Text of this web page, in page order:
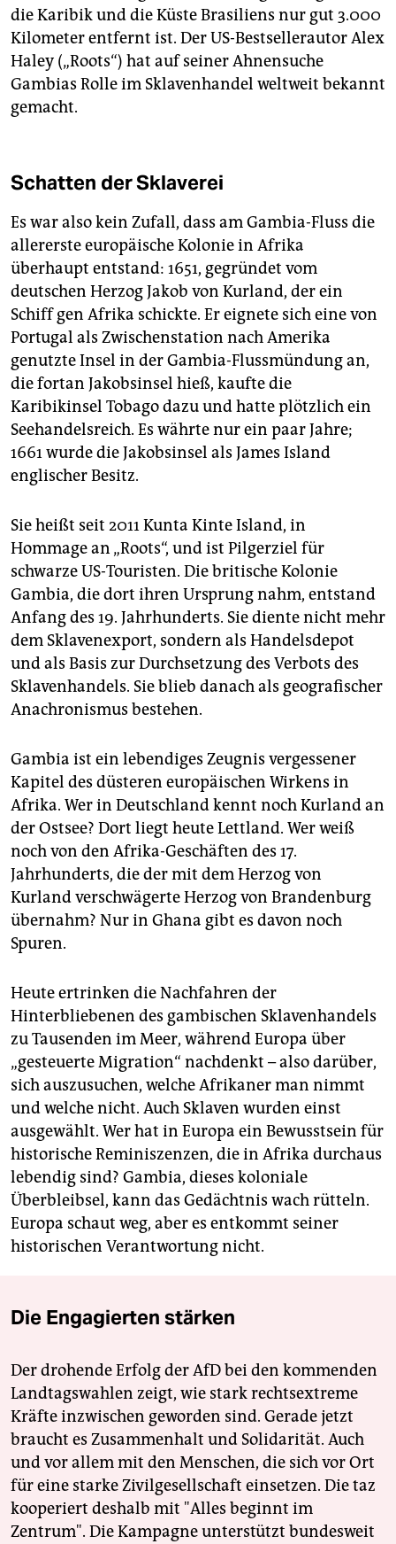
die Karibik und die Küste Brasiliens nur gut 3.000
Kilometer entfernt ist. Der US-Bestsellerautor Alex
Haley („Roots“) hat auf seiner Ahnensuche
Gambias Rolle im Sklavenhandel weltweit bekannt
gemacht.
Schatten der Sklaverei
Es war also kein Zufall, dass am Gambia-Fluss die
allererste europäische Kolonie in Afrika
überhaupt entstand: 1651, gegründet vom
deutschen Herzog Jakob von Kurland, der ein
Schiff gen Afrika schickte. Er eignete sich eine von
Portugal als Zwischenstation nach Amerika
genutzte Insel in der Gambia-Flussmündung an,
die fortan Jakobsinsel hieß, kaufte die
Karibikinsel Tobago dazu und hatte plötzlich ein
Seehandelsreich. Es währte nur ein paar Jahre;
1661 wurde die Jakobsinsel als James Island
englischer Besitz.
Sie heißt seit 2011 Kunta Kinte Island, in
Hommage an „Roots“, und ist Pilgerziel für
schwarze US-Touristen. Die britische Kolonie
Gambia, die dort ihren Ursprung nahm, entstand
Anfang des 19. Jahrhunderts. Sie diente nicht mehr
dem Sklavenexport, sondern als Handelsdepot
und als Basis zur Durchsetzung des Verbots des
Sklavenhandels. Sie blieb danach als geografischer
Anachronismus bestehen.
Gambia ist ein lebendiges Zeugnis vergessener
Kapitel des düsteren europäischen Wirkens in
Afrika. Wer in Deutschland kennt noch Kurland an
der Ostsee? Dort liegt heute Lettland. Wer weiß
noch von den Afrika-Geschäften des 17.
Jahrhunderts, die der mit dem Herzog von
Kurland verschwägerte Herzog von Brandenburg
übernahm? Nur in Ghana gibt es davon noch
Spuren.
Heute ertrinken die Nachfahren der
Hinterbliebenen des gambischen Sklavenhandels
zu Tausenden im Meer, während Europa über
„gesteuerte Migration“ nachdenkt – also darüber,
sich auszusuchen, welche Afrikaner man nimmt
und welche nicht. Auch Sklaven wurden einst
ausgewählt. Wer hat in Europa ein Bewusstsein für
historische Reminiszenzen, die in Afrika durchaus
lebendig sind? Gambia, dieses koloniale
Überbleibsel, kann das Gedächtnis wach rütteln.
Europa schaut weg, aber es entkommt seiner
historischen Verantwortung nicht.
Die Engagierten stärken
Der drohende Erfolg der AfD bei den kommenden
Landtagswahlen zeigt, wie stark rechtsextreme
Kräfte inzwischen geworden sind. Gerade jetzt
braucht es Zusammenhalt und Solidarität. Auch
und vor allem mit den Menschen, die sich vor Ort
für eine starke Zivilgesellschaft einsetzen. Die taz
kooperiert deshalb mit "Alles beginnt im
Zentrum". Die Kampagne unterstützt bundesweit